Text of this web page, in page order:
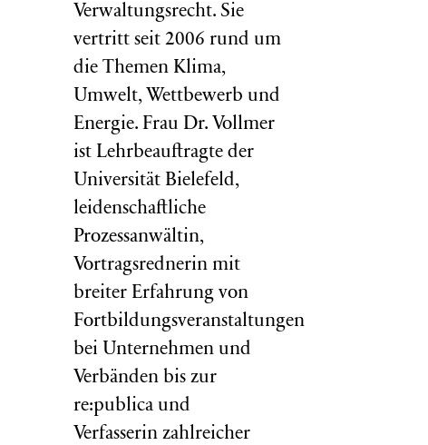
Verwaltungsrecht. Sie
vertritt seit 2006 rund um
die Themen Klima,
Umwelt, Wettbewerb und
Energie. Frau Dr. Vollmer
ist Lehrbeauftragte der
Universität Bielefeld,
leidenschaftliche
Prozessanwältin,
Vortragsrednerin mit
breiter Erfahrung von
Fortbildungsveranstaltungen
bei Unternehmen und
Verbänden bis zur
re:publica und
Verfasserin zahlreicher